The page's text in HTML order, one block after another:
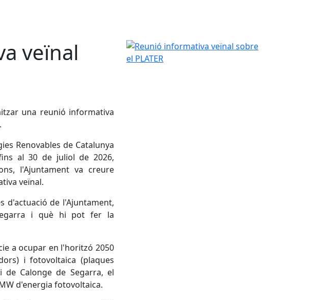
veïnal
una reunió informativa
Renovables de Catalunya
al 30 de juliol de 2026,
l'Ajuntament va creure
veïnal.
d'actuació de l'Ajuntament,
i què hi pot fer la
a ocupar en l'horitzó 2050
i fotovoltaica (plaques
Calonge de Segarra, el
d'energia fotovoltaica.
Reunió informativa veïnal sobre el PLATER